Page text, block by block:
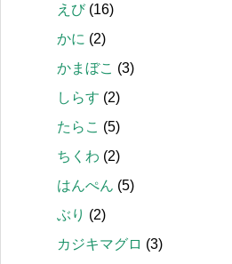
えび(16)
かに (2)
かまぼこ (3)
しらす (2)
たらこ (5)
ちくわ (2)
はんぺん (5)
ぶり (2)
カジキマグロ (3)